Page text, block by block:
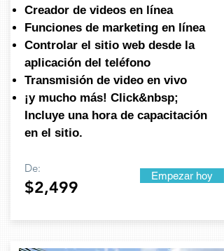
Creador de videos en línea
Funciones de marketing en línea
Controlar el sitio web desde la
aplicación del teléfono
Transmisión de video en vivo
¡y mucho más! Click&nbsp;
Incluye una hora de capacitación
en el sitio.
De:
$2,499
Empezar hoy